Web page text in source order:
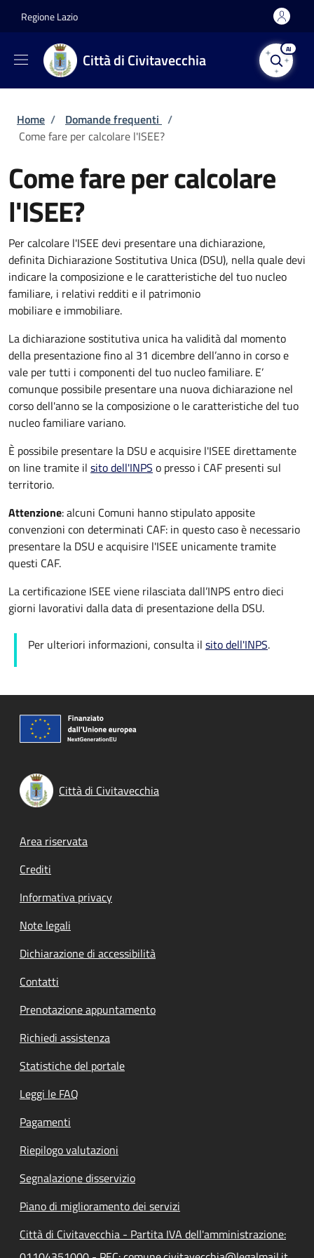
Regione Lazio
Città di Civitavecchia
AI
Briciole di pane
Home / Domande frequenti /
Come fare per calcolare l'ISEE?
Come fare per calcolare
l'ISEE?
Per calcolare l'ISEE devi presentare una dichiarazione,
definita Dichiarazione Sostitutiva Unica (DSU), nella quale devi
indicare la composizione e le caratteristiche del tuo nucleo
familiare, i relativi redditi e il patrimonio
mobiliare e immobiliare.
La dichiarazione sostitutiva unica ha validità dal momento
della presentazione fino al 31 dicembre dell’anno in corso e
vale per tutti i componenti del tuo nucleo familiare. E’
comunque possibile presentare una nuova dichiarazione nel
corso dell'anno se la composizione o le caratteristiche del tuo
nucleo familiare variano.
È possibile presentare la DSU e acquisire l'ISEE direttamente
on line tramite il sito dell'INPS o presso i CAF presenti sul
territorio.
Attenzione: alcuni Comuni hanno stipulato apposite
convenzioni con determinati CAF: in questo caso è necessario
presentare la DSU e acquisire l'ISEE unicamente tramite
questi CAF.
La certificazione ISEE viene rilasciata dall’INPS entro dieci
giorni lavorativi dalla data di presentazione della DSU.
Per ulteriori informazioni, consulta il sito dell'INPS.
Città di Civitavecchia
Footer menu
Area riservata
Crediti
Informativa privacy
Note legali
Dichiarazione di accessibilità
Contatti
Prenotazione appuntamento
Richiedi assistenza
Statistiche del portale
Leggi le FAQ
Pagamenti
Riepilogo valutazioni
Segnalazione disservizio
Piano di miglioramento dei servizi
Città di Civitavecchia - Partita IVA dell'amministrazione: